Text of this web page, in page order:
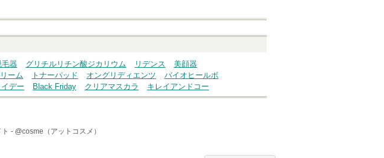
毛器 グリチルリチン酸ジカリウム リデンス
美顔器
ーム トナーパッド オングリディエンツ
バイオヒールボ
デー Black Friday クリアマスカラ キレイアンドコー
ト - @cosme（アットコスメ）